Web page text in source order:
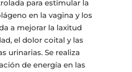
para estimular la
en la vagina y los
a mejorar la laxitud
el dolor coital y las
urinarias. Se realiza
de energía en las